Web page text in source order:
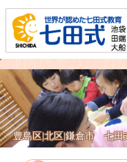
豊島区|北区|鎌倉市 七田